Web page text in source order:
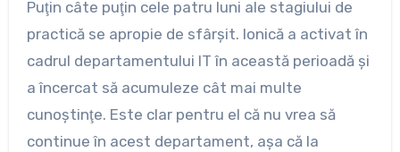
Puţin câte puţin cele patru luni ale stagiului de
practică se apropie de sfârşit. Ionică a activat în
cadrul departamentului IT în această perioadă şi
a încercat să acumuleze cât mai multe
cunoştinţe. Este clar pentru el că nu vrea să
continue în acest departament, aşa că la